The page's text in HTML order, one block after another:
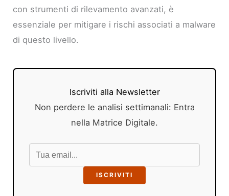
con strumenti di rilevamento avanzati, è
essenziale per mitigare i rischi associati a malware
di questo livello.
Iscriviti alla Newsletter
Non perdere le analisi settimanali: Entra
nella Matrice Digitale.
ISCRIVITI